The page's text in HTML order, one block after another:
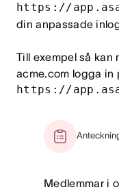
https://
din anpassade
Till exempel så kan
acme.com logga in
https://
Medlemmar i